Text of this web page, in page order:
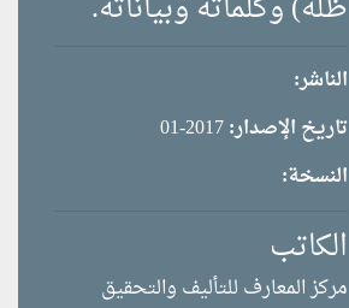
الناشر:
تاريخ الإصدار:2017-01
النسخة:
الكاتب
مركز المعارف للتأليف والتحقيق